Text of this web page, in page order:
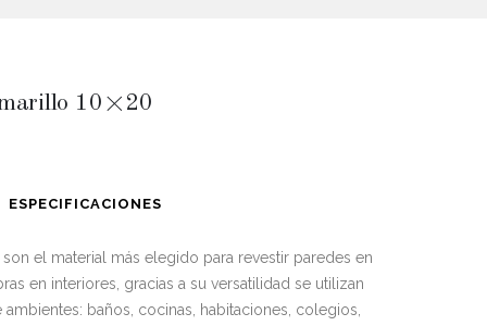
10×20
ESPECIFICACIONES
el material más elegido para revestir paredes en
en interiores, gracias a su versatilidad se utilizan
baños, cocinas, habitaciones, colegios,